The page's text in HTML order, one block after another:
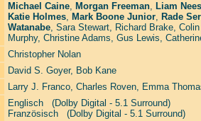
Michael Caine, Morgan Freeman, Liam
Katie Holmes, Mark Boone Junior, Rade
Watanabe, Sara Stewart, Richard Brake,
Murphy, Christine Adams, Gus Lewis,
Christopher Nolan
David S. Goyer, Bob Kane
Larry J. Franco, Charles Roven, Emma
Englisch (Dolby Digital - 5.1 Surround)
Französisch (Dolby Digital - 5.1 Surround)